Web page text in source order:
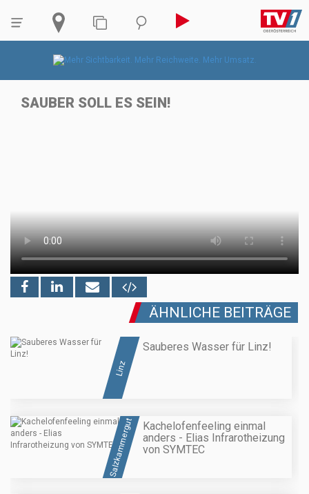
SAUBER SOLL ES SEIN!
ÄHNLICHE BEITRÄGE
Linz
Sauberes Wasser für Linz!
Salzkammergut
Kachelofenfeeling einmal
anders - Elias Infrarotheizung
von SYMTEC